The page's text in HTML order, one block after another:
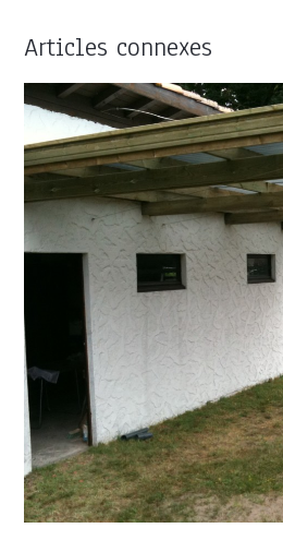
Articles connexes